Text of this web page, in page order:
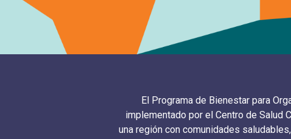
El Programa de Bienestar para
implementado por el Centro de Salud
una región con comunidades